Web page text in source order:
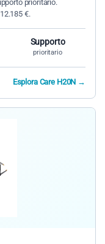
prioritario.
€.
Supporto
prioritario
Esplora Care H20N →